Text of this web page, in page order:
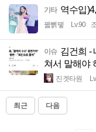
기타 역수입
꿻뻵뗗 Lv.90
이슈 김건희 -
쳐서 말해야
진겟타원
최근 다음